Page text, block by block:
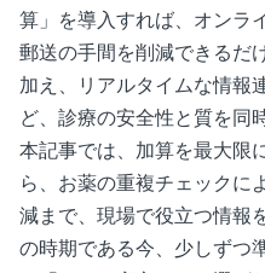
算」を導入すれば、オンラ
郵送の手間を削減できるだ
加え、リアルタイムな情報
ど、診療の安全性と質を同
本記事では、加算を最大限
ら、お薬の重複チェックに
減まで、現場で役立つ情報
の時期である今、少しずつ